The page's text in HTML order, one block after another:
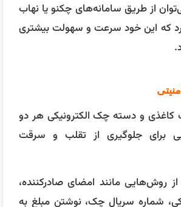
از طریق سامانه‌های چکنو یا نهاب
که این خود سرعت و سهولت بیشتری
کاغذی و دسته چک الکترونیکی هر دو
برای جلوگیری از تقلب و سرقت
روش‌هایی مانند امضای صادرکننده،
شماره سریال چک، نوشتن مبلغ به